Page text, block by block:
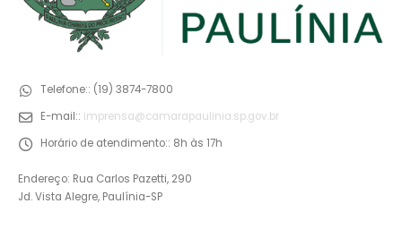
Telefone:: (19) 3874-7800
E-mail:: imprensa@camarapaulinia.sp.gov.br
Horário de atendimento:: 8h às 17h
Endereço: Rua Carlos Pazetti, 290
Jd. Vista Alegre, Paulínia-SP